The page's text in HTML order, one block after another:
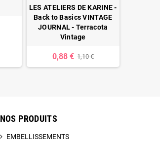
LES ATELIERS DE KARINE -
Back to Basics VINTAGE
JOURNAL - Terracota
Vintage
0,88 € 1,10 €
NOS PRODUITS
EMBELLISSEMENTS